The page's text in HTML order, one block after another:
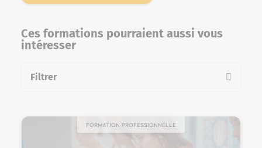
Ces formations pourraient aussi vous
intéresser
Filtrer
Formation professionnelle